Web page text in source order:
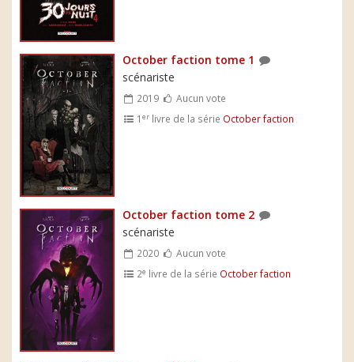
October faction tome 1
scénariste
2019
Aucun vote
1er livre de la série October faction
October faction tome 2
scénariste
2020
Aucun vote
2e livre de la série October faction